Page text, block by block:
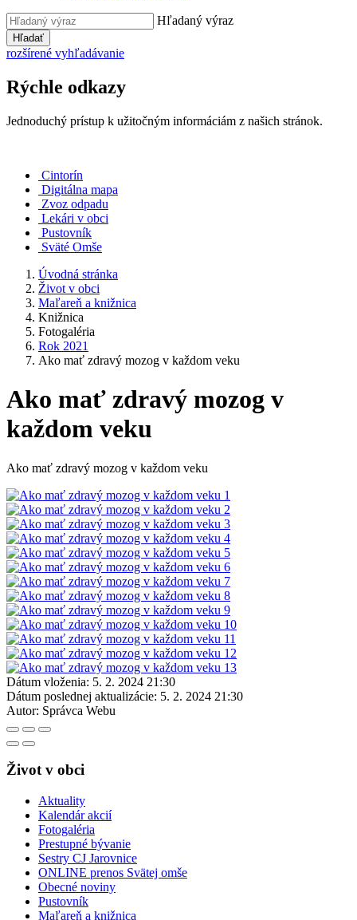
Hľadaný výraz
Hľadať
rozšírené vyhľadávanie
Rýchle odkazy
Jednoduchý prístup k užitočným informáciám z našich stránok.
Cintorín
Digitálna mapa
Zvoz odpadu
Lekári v obci
Pustovník
Sväté Omše
Úvodná stránka
Život v obci
Maľareň a knižnica
Knižnica
Fotogaléria
Rok 2021
Ako mať zdravý mozog v každom veku
Ako mať zdravý mozog v
každom veku
Ako mať zdravý mozog v každom veku
Dátum vloženia: 5. 2. 2024 21:30
Dátum poslednej aktualizácie: 5. 2. 2024 21:30
Autor: Správca Webu
Život v obci
Aktuality
Kalendár akcií
Fotogaléria
Prestupné bývanie
Sestry CJ Jarovnice
ONLINE prenos Svätej omše
Obecné noviny
Pustovník
Maľareň a knižnica